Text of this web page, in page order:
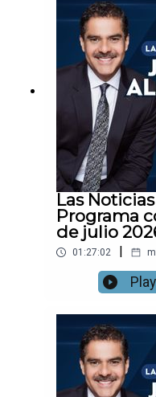
Las
Programa
de julio
01:27:02
Play